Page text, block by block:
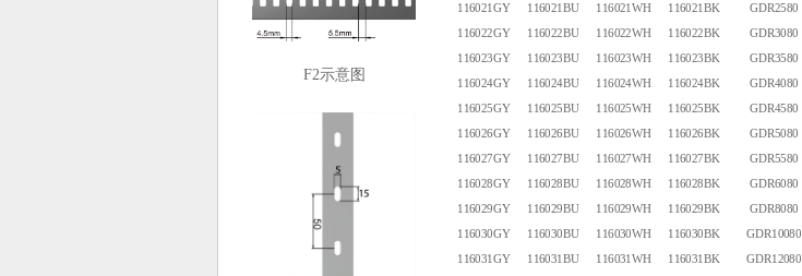
F2示意图
116021GY
116021BU 116021WH 116021BK GDR2580
116022GY
116022BU 116022WH 116022BK GDR3080
116023GY
116023BU 116023WH 116023BK GDR3580
116024GY
116024BU 116024WH 116024BK GDR4080
116025GY
116025BU 116025WH 116025BK GDR4580
116026GY
116026BU 116026WH 116026BK GDR5080
116027GY
116027BU 116027WH 116027BK GDR5580
116028GY
116028BU 116028WH 116028BK GDR6080
116029GY
116029BU 116029WH 116029BK GDR8080
116030GY
116030BU 116030WH 116030BK GDR10080
116031GY
116031BU 116031WH 116031BK GDR12080